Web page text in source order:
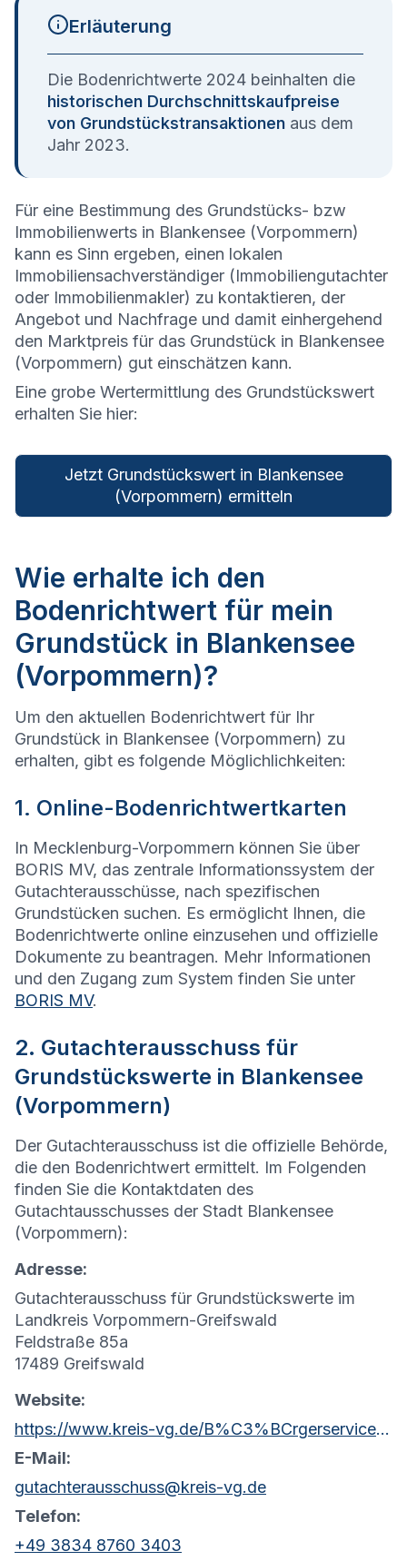
Erläuterung
Die Bodenrichtwerte 2024 beinhalten die
historischen Durchschnittskaufpreise
von Grundstückstransaktionen aus dem
Jahr 2023.
Für eine Bestimmung des Grundstücks- bzw
Immobilienwerts in Blankensee (Vorpommern)
kann es Sinn ergeben, einen lokalen
Immobiliensachverständiger (Immobiliengutachter
oder Immobilienmakler) zu kontaktieren, der
Angebot und Nachfrage und damit einhergehend
den Marktpreis für das Grundstück in Blankensee
(Vorpommern) gut einschätzen kann.
Eine grobe Wertermittlung des Grundstückswert
erhalten Sie hier:
Jetzt Grundstückswert in Blankensee
(Vorpommern) ermitteln
Wie erhalte ich den
Bodenrichtwert für mein
Grundstück in Blankensee
(Vorpommern)?
Um den aktuellen Bodenrichtwert für Ihr
Grundstück in Blankensee (Vorpommern) zu
erhalten, gibt es folgende Möglichlichkeiten:
1. Online-Bodenrichtwertkarten
In Mecklenburg-Vorpommern können Sie über
BORIS MV, das zentrale Informationssystem der
Gutachterausschüsse, nach spezifischen
Grundstücken suchen. Es ermöglicht Ihnen, die
Bodenrichtwerte online einzusehen und offizielle
Dokumente zu beantragen. Mehr Informationen
und den Zugang zum System finden Sie unter
BORIS MV.
2. Gutachterausschuss für
Grundstückswerte in Blankensee
(Vorpommern)
Der Gutachterausschuss ist die offizielle Behörde,
die den Bodenrichtwert ermittelt. Im Folgenden
finden Sie die Kontaktdaten des
Gutachtausschusses der Stadt Blankensee
(Vorpommern):
Adresse:
Gutachterausschuss für Grundstückswerte im
Landkreis Vorpommern-Greifswald
Feldstraße 85a
17489 Greifswald
Website:
https://www.kreis-vg.de/B%C3%BCrgerservice/Kataster-und-Vermessung/Gutachterausschuss/
E-Mail:
gutachterausschuss@kreis-vg.de
Telefon:
+49 3834 8760 3403